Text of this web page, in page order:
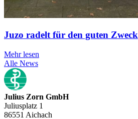
Juzo radelt für den guten Zweck
Mehr lesen
Alle News
Julius Zorn GmbH
Juliusplatz 1
86551 Aichach